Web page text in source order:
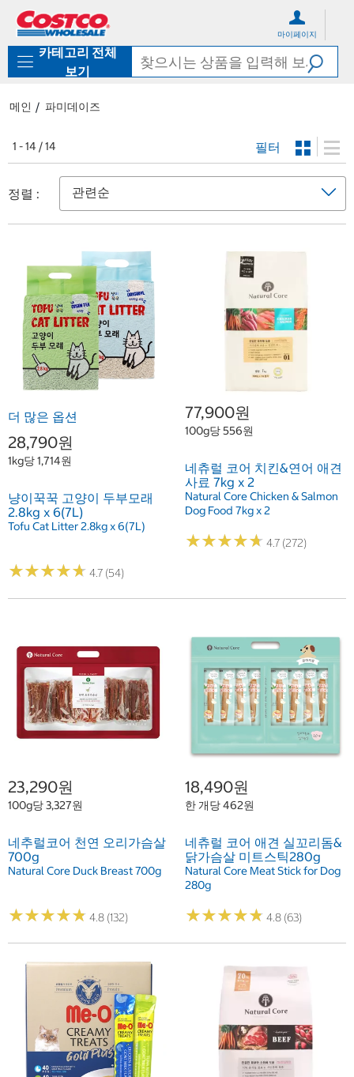
로
기
가
마이페이지
카테고리 전체
보기
메인 파미데이즈
1 - 14 / 14 필터
정렬 :
더 많은 옵션
28,790원
1kg당 1,714원
냥이꾹꾹 고양이 두부모래
2.8kg x 6(7L)
Tofu Cat Litter 2.8kg x 6(7L)
★★★★★
★★★★★ 4.7 (54)
77,900원
100g당 556원
네츄럴 코어 치킨&연어 애견
사료 7kg x 2
Natural Core Chicken & Salmon
Dog Food 7kg x 2
★★★★★
★★★★★ 4.7 (272)
23,290원
100g당 3,327원
네추럴코어 천연 오리가슴살
700g
Natural Core Duck Breast 700g
★★★★★
★★★★★ 4.8 (132)
18,490원
한 개당 462원
네츄럴 코어 애견 실꼬리돔&
닭가슴살 미트스틱280g
Natural Core Meat Stick for Dog
280g
★★★★★
★★★★★ 4.8 (63)